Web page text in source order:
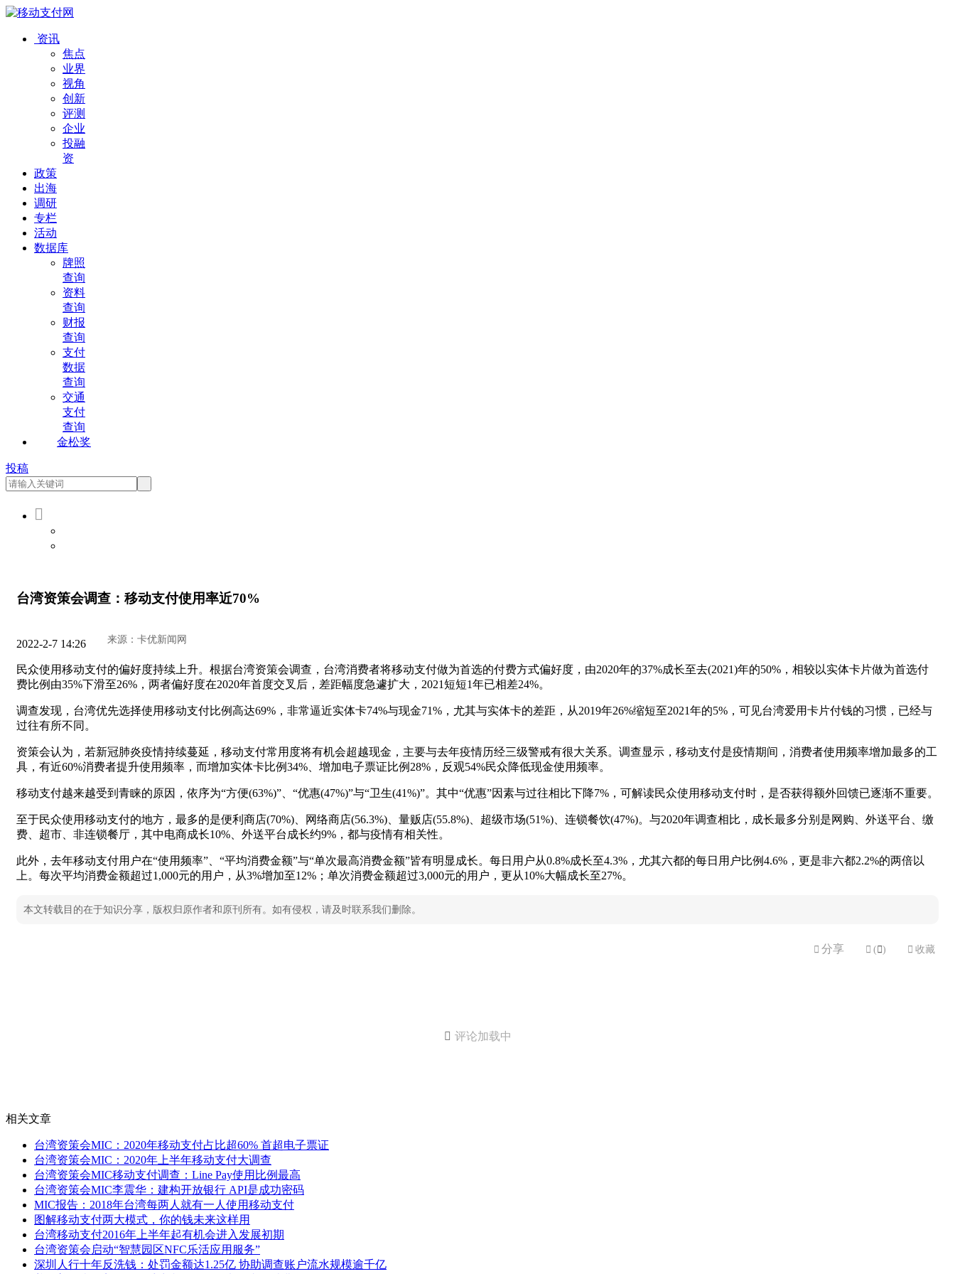
资讯
焦点
业界
视角
创新
评测
企业
投融
资
政策
出海
调研
专栏
活动
数据库
牌照
查询
资料
查询
财报
查询
支付
数据
查询
交通
支付
查询
金松奖
投稿

台湾资策会调查：移动支付使用率近70%
2022-2-7 14:26
民众使用移动支付的偏好度持续上升。根据台湾资策会调查，台湾消费者将移动支付做为首选的付费方式偏好度，由2020年的37%成长至去(2021)年的50%，相较以实体卡片做为首选付
费比例由35%下滑至26%，两者偏好度在2020年首度交叉后，差距幅度急遽扩大，2021短短1年已相差24%。
调查发现，台湾优先选择使用移动支付比例高达69%，非常逼近实体卡74%与现金71%，尤其与实体卡的差距，从2019年26%缩短至2021年的5%，可见台湾爱用卡片付钱的习惯，已经与
过往有所不同。
资策会认为，若新冠肺炎疫情持续蔓延，移动支付常用度将有机会超越现金，主要与去年疫情历经三级警戒有很大关系。调查显示，移动支付是疫情期间，消费者使用频率增加最多的工
具，有近60%消费者提升使用频率，而增加实体卡比例34%、增加电子票证比例28%，反观54%民众降低现金使用频率。
移动支付越来越受到青睐的原因，依序为“方便(63%)”、“优惠(47%)”与“卫生(41%)”。其中“优惠”因素与过往相比下降7%，可解读民众使用移动支付时，是否获得额外回馈已逐渐不重要。
至于民众使用移动支付的地方，最多的是便利商店(70%)、网络商店(56.3%)、量贩店(55.8%)、超级市场(51%)、连锁餐饮(47%)。与2020年调查相比，成长最多分别是网购、外送平台、缴
费、超市、非连锁餐厅，其中电商成长10%、外送平台成长约9%，都与疫情有相关性。
此外，去年移动支付用户在“使用频率”、“平均消费金额”与“单次最高消费金额”皆有明显成长。每日用户从0.8%成长至4.3%，尤其六都的每日用户比例4.6%，更是非六都2.2%的两倍以
上。每次平均消费金额超过1,000元的用户，从3%增加至12%；单次消费金额超过3,000元的用户，更从10%大幅成长至27%。
本文转载目的在于知识分享，版权归原作者和原刊所有。如有侵权，请及时联系我们删除。
 分享  ( )  收藏
 评论加载中
相关文章
台湾资策会MIC：2020年移动支付占比超60% 首超电子票证
台湾资策会MIC：2020年上半年移动支付大调查
台湾资策会MIC移动支付调查：Line Pay使用比例最高
台湾资策会MIC李震华：建构开放银行 API是成功密码
MIC报告：2018年台湾每两人就有一人使用移动支付
图解移动支付两大模式，你的钱未来这样用
台湾移动支付2016年上半年起有机会进入发展初期
台湾资策会启动“智慧园区NFC乐活应用服务”
深圳人行十年反洗钱：处罚金额达1.25亿 协助调查账户流水规模逾千亿